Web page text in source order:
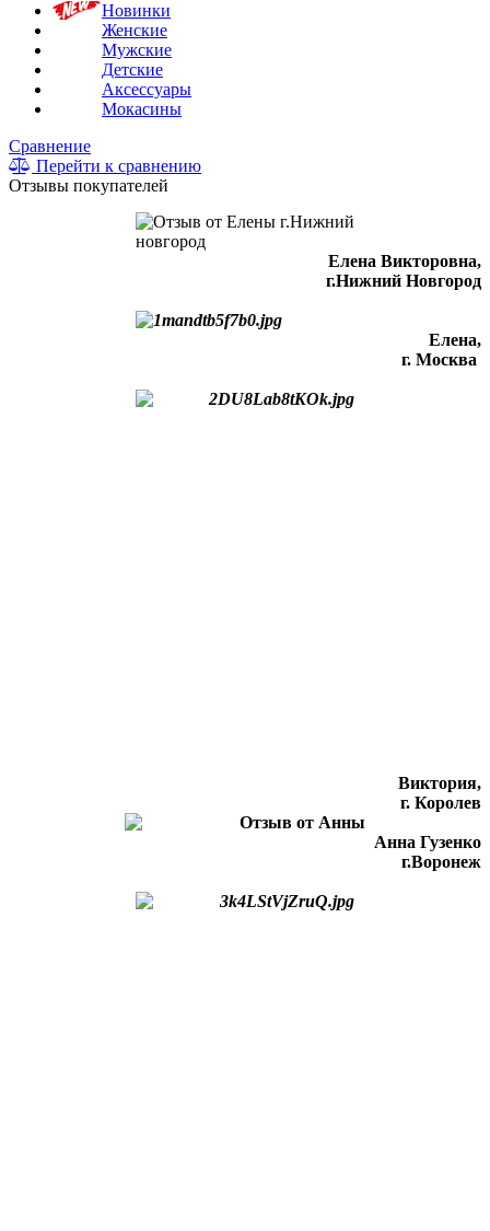
Новинки
Женские
Мужские
Детские
Аксессуары
Мокасины
Сравнение
Перейти к сравнению
Отзывы покупателей
Елена Викторовна,
г.Нижний Новгород
Елена,
г. Москва
Виктория,
г. Королев
Анна Гузенко
г.Воронеж